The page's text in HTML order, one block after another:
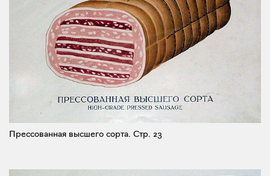
Прессованная высшего сорта. Стр. 23